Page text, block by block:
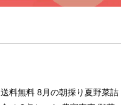
送料無料 8月の朝採り夏野菜詰